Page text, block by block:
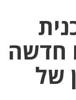
חדשה
של